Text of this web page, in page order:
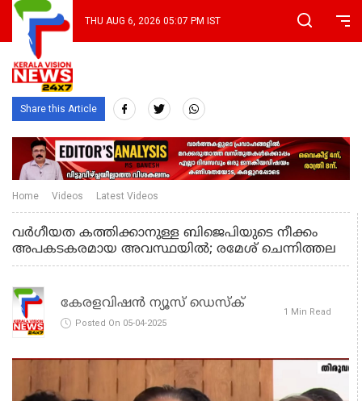
THU AUG 6, 2026 05:07 PM IST
Share this Article
Home Videos Latest Videos
വർഗീയത കത്തിക്കാനുള്ള ബിജെപിയുടെ നീക്കം
അപകടകരമായ അവസ്ഥയിൽ; രമേശ്‌ ചെന്നിത്തല
കേരളവിഷൻ ന്യൂസ് ഡെസ്‌ക്
Posted On 05-04-2025
1 Min Read